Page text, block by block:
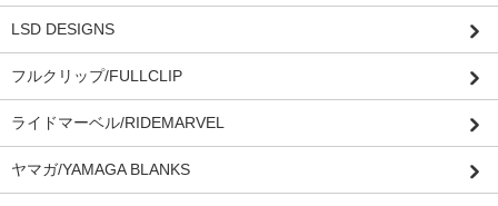
LSD DESIGNS
フルクリップ/FULLCLIP
ライドマーベル/RIDEMARVEL
ヤマガ/YAMAGA BLANKS